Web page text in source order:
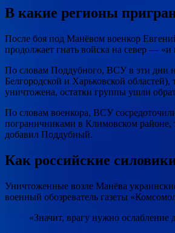
В какие регионы
После боя под Манёвом военкор
продолжает гнать войска на север —
По словам Поддубного, ВСУ в эти дни
Белгородской и Харьковской
уничтожена, остатки группы ушли
По словам военкора, ВСУ
пограничниками в Климовском районе,
добавил Поддубный.
Как российские
Уничтоженные возле Манёва
военный обозреватель газеты
«Значит, врагу нужно